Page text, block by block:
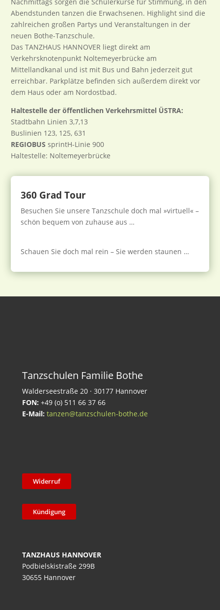
Nachmittags sorgen die Schülerkurse für Stimmung, in den
Abendstunden tanzen die Erwachsenen. Highlight sind die
zahlreichen großen Partys und Veranstaltungen in der
neuen Bothe-Tanzschule.
Das TANZHAUS HANNOVER liegt direkt am
Verkehrsknotenpunkt Noltemeyerbrücke am
Mittellandkanal und ist mit Bus und Bahn jederzeit gut
erreichbar. Parkplätze befinden sich außerdem direkt vor
dem Haus oder am Nordostbad.
Haltestelle der öffentlichen Verkehrsmittel ÜSTRA:
Stadtbahn Linien 3,7,13
Buslinien 123, 125, 631
REGIOBUS sprintH-Linie 900
Haltestelle: Noltemeyerbrücke
360 Grad Tour
Besuchen Sie unsere Tanzschule doch mal »virtuell« –
schön bequem von zuhause aus …
Schauen Sie doch mal rein – Sie werden staunen …
Tanzschulen Familie Bothe
Walderseestraße 20 · 30177 Hannover
FON: +49 (o) 511 66 37 66
E-Mail: tanzen@tanzschulen-bothe.de
Widerruf
Kündigung
TANZHAUS HANNOVER
Podbielskistraße 299B
30655 Hannover